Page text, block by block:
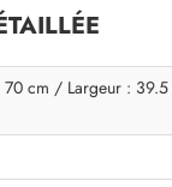
70 cm / Largeur :